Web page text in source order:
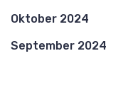
Oktober 2024
September 2024